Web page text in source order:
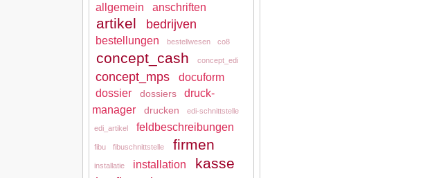
allgemein anschriften
artikel bedrijven
bestellungen bestellwesen co8
concept_cash concept_edi
concept_mps
docuform
dossier
dossiers
druck-
manager
drucken edi-schnittstelle
edi_artikel feldbeschreibungen
fibu fibuschnittstelle firmen
installatie installation kasse